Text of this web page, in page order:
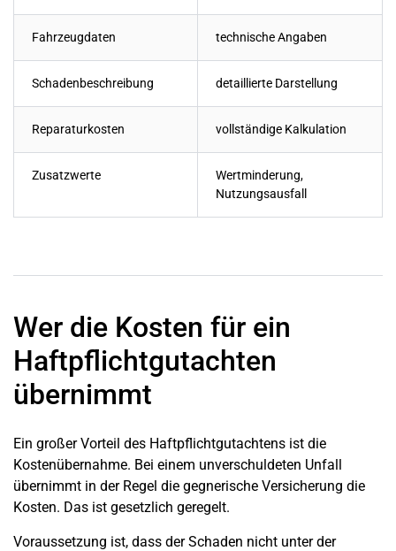
Fahrzeugdaten technische Angaben
Schadenbeschreibung detaillierte Darstellung
Reparaturkosten vollständige Kalkulation
Zusatzwerte
Wertminderung,
Nutzungsausfall
Wer die Kosten für ein
Haftpflichtgutachten
übernimmt
Ein großer Vorteil des Haftpflichtgutachtens ist die
Kostenübernahme. Bei einem unverschuldeten Unfall
übernimmt in der Regel die gegnerische Versicherung die
Kosten. Das ist gesetzlich geregelt.
Voraussetzung ist, dass der Schaden nicht unter der